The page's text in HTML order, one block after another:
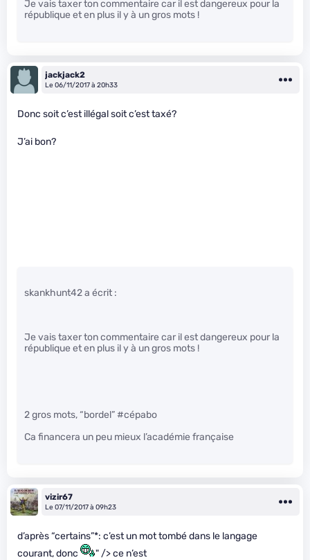
Je vais taxer ton commentaire car il est dangereux pour la
république et en plus il y à un gros mots !
jackjack2
Le 06/11/2017 à 20h33
Donc soit c’est illégal soit c’est taxé?
J’ai bon?
skankhunt42 a écrit :
Je vais taxer ton commentaire car il est dangereux pour la
république et en plus il y à un gros mots !
2 gros mots, “bordel” #cépabo
Ca financera un peu mieux l’académie française
vizir67
Le 07/11/2017 à 09h23
d’après “certains”*: c’est un mot tombé dans le langage
courant, donc
" /> ce n’est